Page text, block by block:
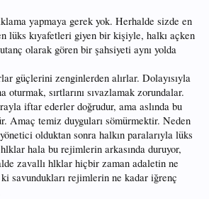
yapmaya gerek yok. Herhalde sizde en
lüks kıyafetleri giyen bir kişiyle, halkı açken
olarak gören bir şahsiyeti aynı yolda
güçlerini zenginlerden alırlar. Dolayısıyla
oturmak, sırtlarını sıvazlamak zorundalar.
iftar ederler doğrudur, ama aslında bu
Amaç temiz duyguları sömürmektir. Neden
olduktan sonra halkın paralarıyla lüks
hala bu rejimlerin arkasında duruyor,
zavallı hlklar hiçbir zaman adaletin ne
savundukları rejimlerin ne kadar iğrenç